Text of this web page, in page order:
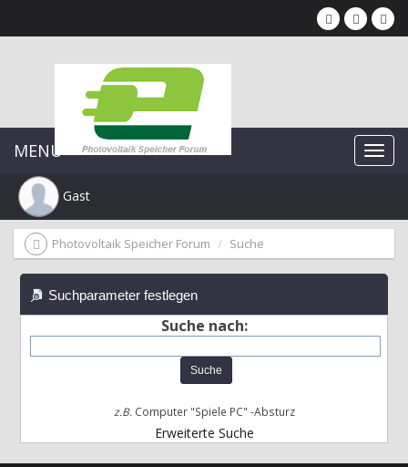
MENU
Gast
Photovoltaik Speicher Forum Suche
Suchparameter festlegen
Suche nach:
z.B. Computer "Spiele PC" -Absturz
Erweiterte Suche